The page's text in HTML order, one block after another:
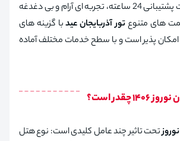
فارسی‌ زبان و خدمات پشتیبانی 24 ساعته، تجربه‌ ای آرام و بی‌ دغدغه
های متنوعتور آذربایجان عیدبا گزینه‌ های
امکان‌ پذیر است و با سطح خدمات مختلف آماده
چقدر است؟
تحت تاثیر چند عامل کلیدی است: نوع هتل